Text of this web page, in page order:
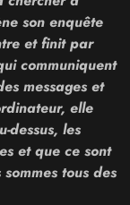
son enquête
et finit par
communiquent
messages et
elle
dessus, les
et que ce sont
tous des